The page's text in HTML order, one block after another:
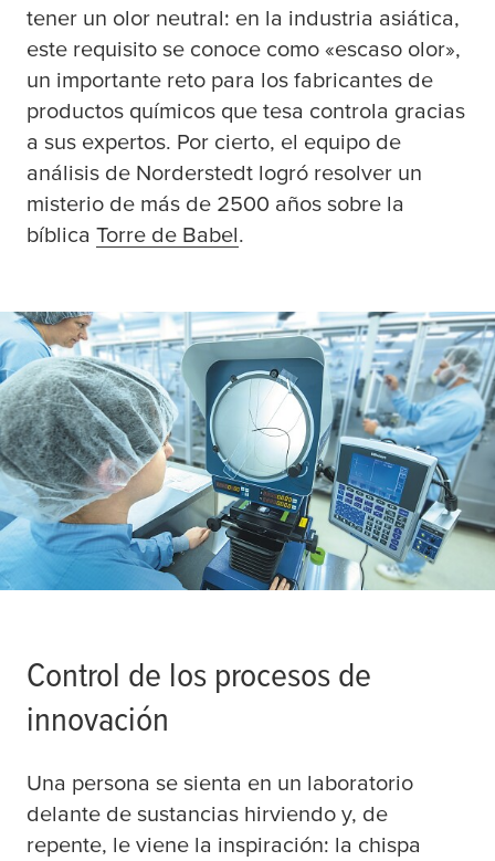
tener un olor neutral: en la industria asiática,
este requisito se conoce como «escaso olor»,
un importante reto para los fabricantes de
productos químicos que tesa controla gracias
a sus expertos. Por cierto, el equipo de
análisis de Norderstedt logró resolver un
misterio de más de 2500 años sobre la
bíblica Torre de Babel.
Control de los procesos de
innovación
Una persona se sienta en un laboratorio
delante de sustancias hirviendo y, de
repente, le viene la inspiración: la chispa